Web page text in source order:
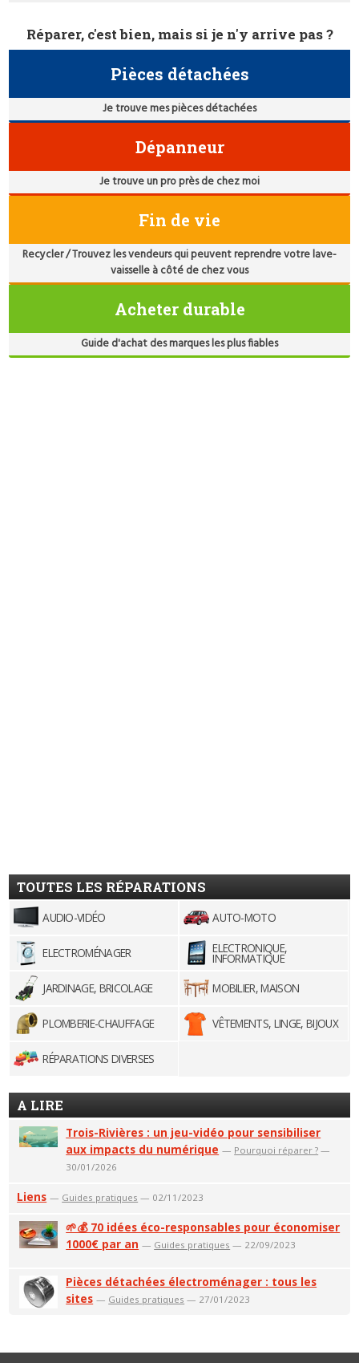
Réparer, c'est bien, mais si je n'y arrive pas ?
Pièces détachées
Je trouve mes pièces détachées
Dépanneur
Je trouve un pro près de chez moi
Fin de vie
Recycler / Trouvez les vendeurs qui peuvent reprendre votre lave-
vaisselle à côté de chez vous
Acheter durable
Guide d'achat des marques les plus fiables
TOUTES LES RÉPARATIONS
AUDIO-VIDÉO AUTO-MOTO
ELECTROMÉNAGER ELECTRONIQUE,
INFORMATIQUE
JARDINAGE, BRICOLAGE
MOBILIER, MAISON
PLOMBERIE-CHAUFFAGE VÊTEMENTS, LINGE, BIJOUX
RÉPARATIONS DIVERSES
A LIRE
Trois-Rivières : un jeu-vidéo pour sensibiliser
aux impacts du numérique — Pourquoi réparer ? —
30/01/2026
Liens — Guides pratiques — 02/11/2023
🌱💰 70 idées éco-responsables pour économiser
1000€ par an — Guides pratiques — 22/09/2023
Pièces détachées électroménager : tous les
sites — Guides pratiques — 27/01/2023